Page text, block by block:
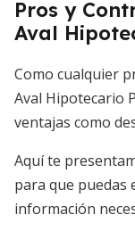
Pros y
Aval
Como cualquier
Aval Hipotecario
ventajas como
Aquí te
para que puedas
información